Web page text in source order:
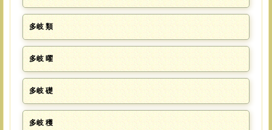
多岐 類
多岐 曜
多岐 礎
多岐 穫